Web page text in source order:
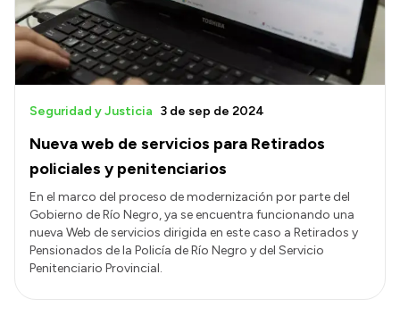
Nueva web de servicios para Retirados
policiales y penitenciarios
Seguridad y Justicia 3 de sep de 2024
En el marco del proceso de modernización por parte del
Gobierno de Río Negro, ya se encuentra funcionando una
nueva Web de servicios dirigida en este caso a Retirados y
Pensionados de la Policía de Río Negro y del Servicio
Penitenciario Provincial.